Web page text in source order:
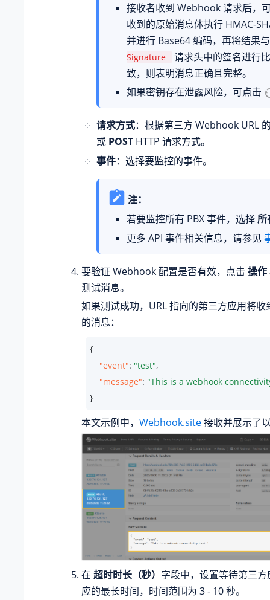
接收者收到 Webhook 请求后，
收到的原始消息体执行 HMAC-
并进行 Base64 编码，再将结果
Signature
请求头中的签名进行
致，则表明消息正确且完整。
如果密钥存在泄露风险，可点击
请求方式：根据第三方 Webhook URL
或 POST HTTP 请求方式。
事件：选择要监控的事件。
注：
若要监控所有 PBX 事件，选择所
更多 API 事件相关信息，请参见
要验证 Webhook 配置是否有效，点击 操作
测试消息。
如果测试成功，URL 指向的第三方应用将收
的消息：
{
"event": "test",
"message": "This is a webhook
}
本文示例中， Webhook.site接收并展示了
在 超时时长（秒） 字段中，设置等待第三
应的最长时间，时间范围为 3 - 10 秒。